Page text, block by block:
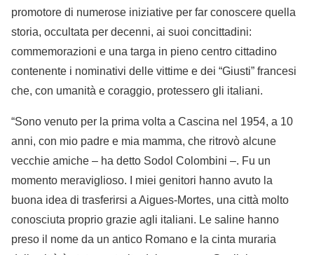
promotore di numerose iniziative per far conoscere quella
storia, occultata per decenni, ai suoi concittadini:
commemorazioni e una targa in pieno centro cittadino
contenente i nominativi delle vittime e dei “Giusti” francesi
che, con umanità e coraggio, protessero gli italiani.
“Sono venuto per la prima volta a Cascina nel 1954, a 10
anni, con mio padre e mia mamma, che ritrovò alcune
vecchie amiche – ha detto Sodol Colombini –. Fu un
momento meraviglioso. I miei genitori hanno avuto la
buona idea di trasferirsi a Aigues-Mortes, una città molto
conosciuta proprio grazie agli italiani. Le saline hanno
preso il nome da un antico Romano e la cinta muraria